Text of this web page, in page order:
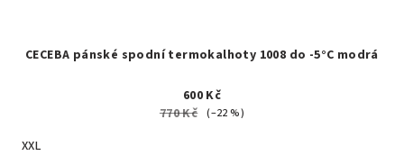
CECEBA pánské spodní termokalhoty 1008 do -5°C modrá
600 Kč
770 Kč (–22 %)
XXL